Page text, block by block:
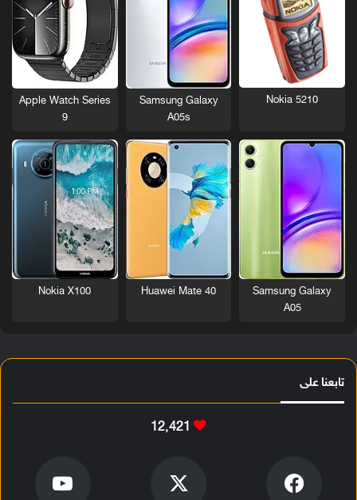
Nokia 5210
Samsung Galaxy
A05s
Apple Watch Series
9
Samsung Galaxy
A05
Huawei Mate 40
Nokia X100
تابعنا على
12٬421